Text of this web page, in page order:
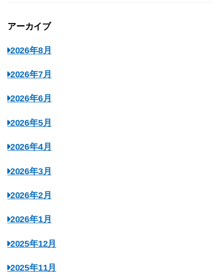
アーカイブ
2026年8月
2026年7月
2026年6月
2026年5月
2026年4月
2026年3月
2026年2月
2026年1月
2025年12月
2025年11月